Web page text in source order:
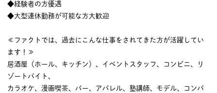
◆経験者の方優遇
◆大型連休勤務が可能な方大歓迎
≪ファクトでは、過去にこんな仕事をされてきた方が活躍してい
ます！≫
居酒屋（ホール、キッチン）、イベントスタッフ、コンビニ、リ
ゾートバイト、
カラオケ、漫画喫茶、バー、アパレル、塾講師、モデル、コンパ